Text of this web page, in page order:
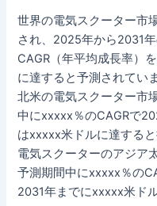
世界の電気スクーター市
され、2025年から2031
CAGR（年平均成長率）
に達すると予測されてい
北米の電気スクーター市
中にxxxxx％のCAGRで
はxxxxx米ドルに達すると
電気スクーターのアジア
予測期間中にxxxxx％の
2031年までにxxxxx米ド